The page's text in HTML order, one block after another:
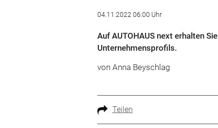
04.11.2022 06:00 Uhr
Auf AUTOHAUS next erhalten
Unternehmensprofils.
von Anna Beyschlag
Teilen